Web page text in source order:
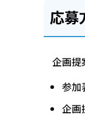
応募
企画提
参加
企画